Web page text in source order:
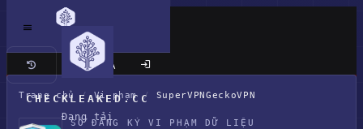
CHECKLEAKED.CC
Đang tải
Trang cổ điển
Trang chủ / Vi phạm / SuperVPNGeckoVPN
SỔ ĐĂNG KÝ VI PHẠM DỮ LIỆU